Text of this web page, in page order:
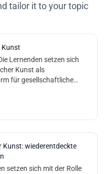
tailor it to your topic
Kunst
Lernenden setzen sich
Kunst als
für gesellschaftliche
Kunst: wiederentdeckte
setzen sich mit der Rolle